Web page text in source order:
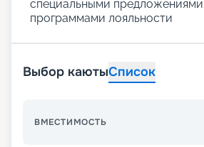
специальными
программами лояльности
Выбор каютыСписок
ВМЕСТИМОСТЬ